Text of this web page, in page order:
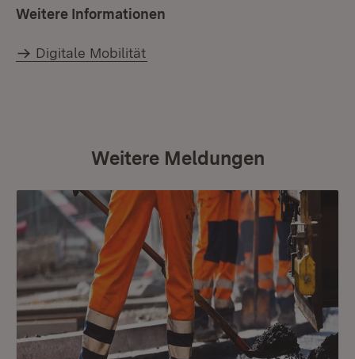
Weitere Informationen
Digitale Mobilität
Weitere Meldungen